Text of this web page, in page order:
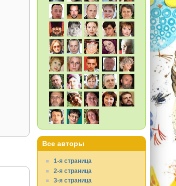
Все авторы
1-я страница
2-я страница
3-я страница